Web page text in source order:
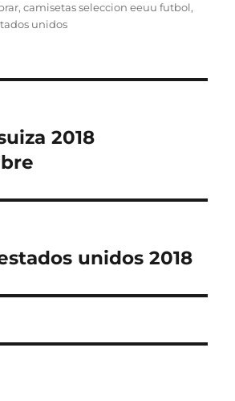
,camisetas seleccion eeuu futbol,
unidos
2018
unidos 2018